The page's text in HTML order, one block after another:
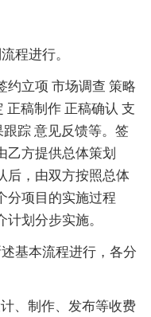
程进行。
约立项 市场调查 策略
正稿制作 正稿确认 支
踪 意见反馈等。签
乙方提供总体策划
后，由双方按照总体
分项目的实施过程
划分步实施。
基本流程进行，各分
、制作、发布等收费